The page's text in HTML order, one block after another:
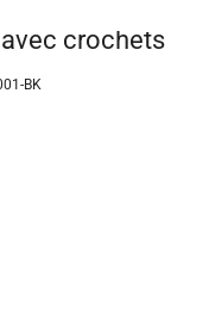
crochets
BK